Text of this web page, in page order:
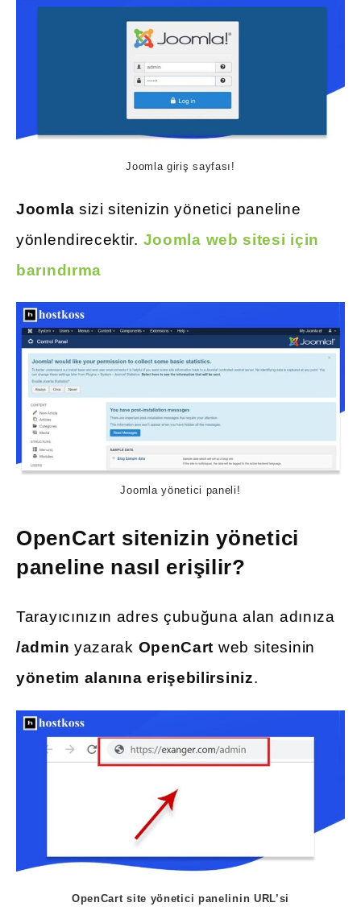
Joomla giriş sayfası!
Joomla sizi sitenizin yönetici paneline
yönlendirecektir. Joomla web sitesi için
barındırma
Joomla yönetici paneli!
OpenCart sitenizin yönetici
paneline nasıl erişilir?
Tarayıcınızın adres çubuğuna alan adınıza
/admin yazarak OpenCart web sitesinin
yönetim alanına erişebilirsiniz.
OpenCart site yönetici panelinin URL’si